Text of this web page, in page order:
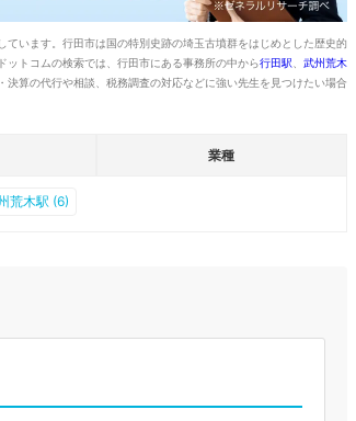
ています。行田市は国の特別史跡の埼玉古墳群をはじめとした歴史的
トコムの検索では、行田市にある事務所の中から行田駅
武州荒木
算の代行や相談、税務調査の対応などに強い先生を見つけたい場合
業種
荒木駅 (6)